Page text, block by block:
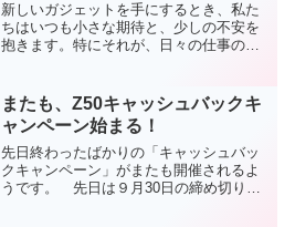
新しいガジェットを手にするとき、私た
ちはいつも小さな期待と、少しの不安を
抱きます。特にそれが、日々の仕事の相
のMacBook Pro M5。これまでM1世代の
MacBo...
またも、Z50キャッシュバックキ
ャンペーン始まる！
先日終わったばかりの「キャッシュバッ
クキャンペーン」がまたも開催されるよ
うです。 先日は９月30日の締め切りで